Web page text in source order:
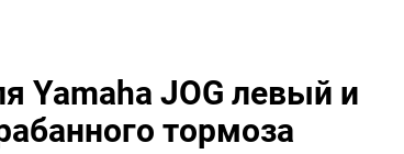
Yamaha JOG левый и
тормоза